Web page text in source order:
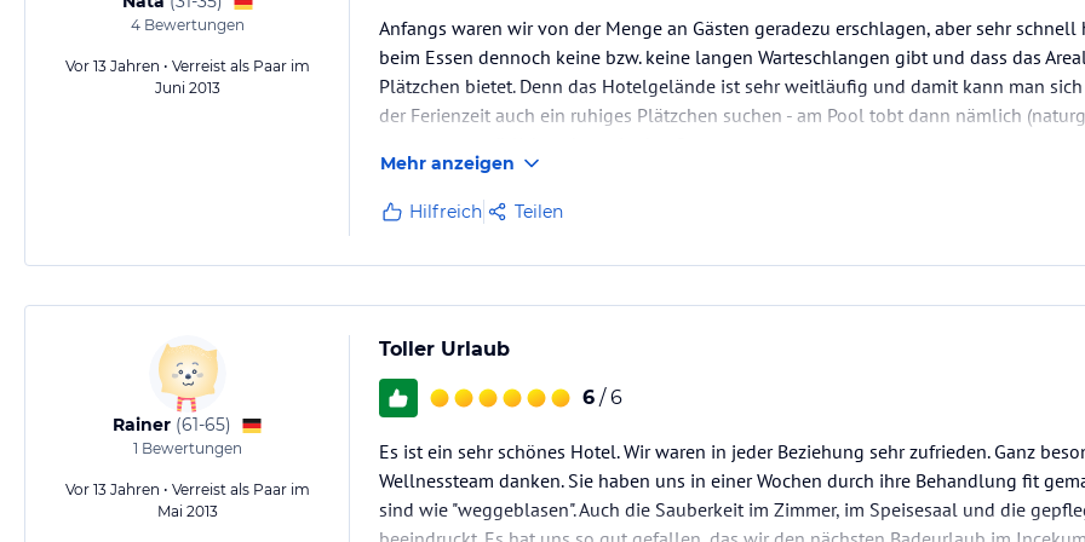
4 Bewertungen
Vor 13 Jahren • Verreist als Paar im
Juni 2013
Anfangs waren wir von der Menge an Gästen geradezu erschlagen, aber sehr
beim Essen dennoch keine bzw. keine langen Warteschlangen gibt und dass das
Plätzchen bietet. Denn das Hotelgelände ist sehr weitläufig und damit kann man
der Ferienzeit auch ein ruhiges Plätzchen suchen - am Pool tobt dann nämlich
Das Personal ist…
Mehr anzeigen
Hilfreich Teilen
Rainer (61-65)
1 Bewertungen
Vor 13 Jahren • Verreist als Paar im
Mai 2013
Toller Urlaub
6 / 6
Es ist ein sehr schönes Hotel. Wir waren in jeder Beziehung sehr zufrieden. Ganz
Wellnessteam danken. Sie haben uns in einer Wochen durch ihre Behandlung fit
sind wie "weggeblasen". Auch die Sauberkeit im Zimmer, im Speisesaal und die